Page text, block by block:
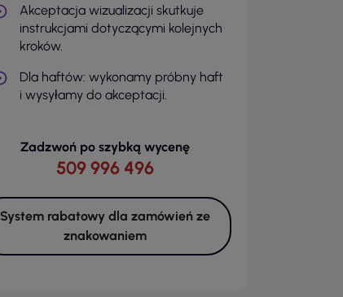
Akceptacja wizualizacji skutkuje
instrukcjami dotyczącymi kolejnych
kroków.
Dla haftów: wykonamy próbny haft
i wysyłamy do akceptacji.
Zadzwoń po szybką wycenę
509 996 496
System rabatowy dla zamówień ze
znakowaniem